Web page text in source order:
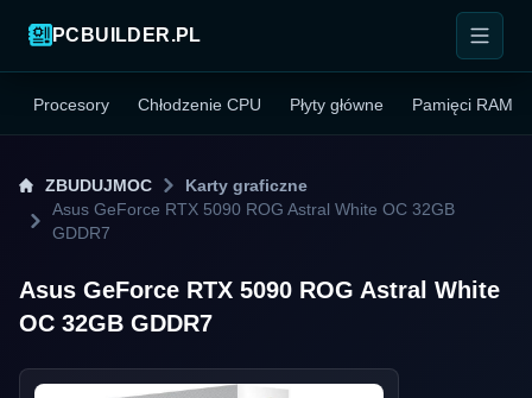
PCBUILDER.PL
Procesory Chłodzenie CPU Płyty główne Pamięci RAM
ZBUDUJMOC
Karty graficzne
Asus GeForce RTX 5090 ROG Astral White OC 32GB
GDDR7
Asus GeForce RTX 5090 ROG Astral White
OC 32GB GDDR7